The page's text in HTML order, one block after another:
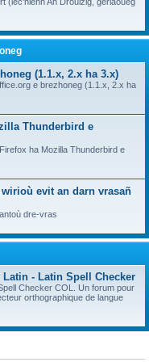
(1.1.x, 2.x ha 3.x)
e brezhoneg (1.1.x, 2.x ha
Thunderbird e
ha Mozilla Thunderbird e
evit an darn vrasañ
dre-vras
- Latin Spell Checker
Checker COL. Un forum pour
orthographique de langue